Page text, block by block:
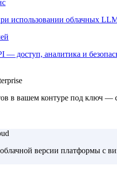
использовании облачных
доступ, аналитика и
в вашем контуре под ключ
версии платформы с